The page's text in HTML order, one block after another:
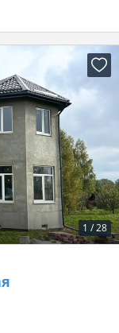
1 /28